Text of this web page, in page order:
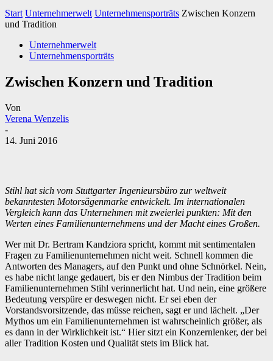
Start Unternehmerwelt Unternehmensporträts Zwischen Konzern
und Tradition
Unternehmerwelt
Unternehmensporträts
Zwischen Konzern und Tradition
Von
Verena Wenzelis
-
14. Juni 2016
Stihl hat sich vom Stuttgarter Ingenieursbüro zur weltweit
bekanntesten Motorsägenmarke entwickelt. Im internationalen
Vergleich kann das Unternehmen mit zweierlei punkten: Mit den
Werten eines Familienunternehmens und der Macht eines Großen.
Wer mit Dr. Bertram Kandziora spricht, kommt mit sentimentalen
Fragen zu Familienunternehmen nicht weit. Schnell kommen die
Antworten des Managers, auf den Punkt und ohne Schnörkel. Nein,
es habe nicht lange gedauert, bis er den Nimbus der Tradition beim
Familienunternehmen Stihl verinnerlicht hat. Und nein, eine größere
Bedeutung verspüre er deswegen nicht. Er sei eben der
Vorstandsvorsitzende, das müsse reichen, sagt er und lächelt. „Der
Mythos um ein Familienunternehmen ist wahrscheinlich größer, als
es dann in der Wirklichkeit ist.“ Hier sitzt ein Konzernlenker, der bei
aller Tradition Kosten und Qualität stets im Blick hat.